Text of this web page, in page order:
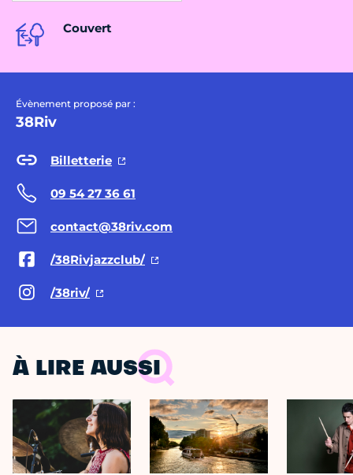
Couvert
Évènement proposé par :
38Riv
Billetterie
09 54 27 36 61
contact@38riv.com
/38Rivjazzclub/
/38riv/
À LIRE AUSSI